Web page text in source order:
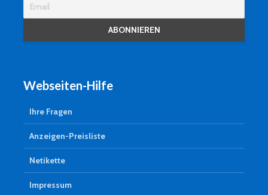
Webseiten-Hilfe
Ihre Fragen
Anzeigen-Preisliste
Netikette
Impressum